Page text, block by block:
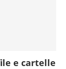
e cartelle